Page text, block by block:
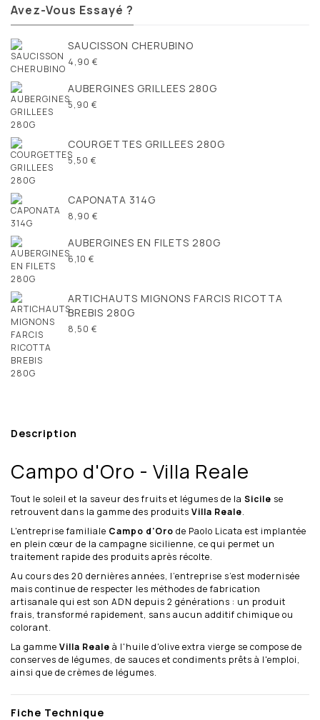
Avez-Vous Essayé ?
SAUCISSON CHERUBINO
4,90 €
AUBERGINES GRILLEES 280G
5,90 €
COURGETTES GRILLEES 280G
5,50 €
CAPONATA 314G
8,90 €
AUBERGINES EN FILETS 280G
6,10 €
ARTICHAUTS MIGNONS FARCIS RICOTTA
BREBIS 280G
8,50 €
Description
Campo d'Oro - Villa Reale
Tout le soleil et la saveur des fruits et légumes de la Sicile se
retrouvent dans la gamme des produits Villa Reale.
L'entreprise familiale Campo d'Oro de Paolo Licata est implantée
en plein cœur de la campagne sicilienne, ce qui permet un
traitement rapide des produits après récolte.
Au cours des 20 dernières années, l’entreprise s’est modernisée
mais continue de respecter les méthodes de fabrication
artisanale qui est son ADN depuis 2 générations : un produit
frais, transformé rapidement, sans aucun additif chimique ou
colorant.
La gamme Villa Reale à l'huile d'olive extra vierge se compose de
conserves de légumes, de sauces et condiments prêts à l'emploi,
ainsi que de crèmes de légumes.
Fiche Technique